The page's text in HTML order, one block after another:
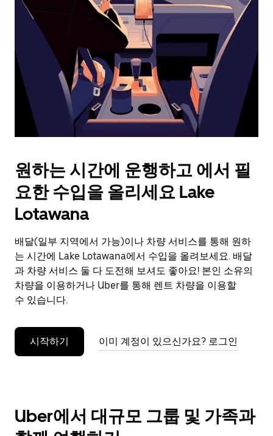
표
러
날
짜
캘
린
더
를
닫
려
면
Esc
키
를
누
세
원하는 시간에 운행하고 에서 필
요한 수입을 올리세요 Lake
Lotawana
배달(일부 지역에서 가능)이나 차량 서비스를 통해 원하
는 시간에 Lake Lotawana에서 수입을 올려보세요. 배달
과 차량 서비스 둘 다 도전해 보셔도 좋아요! 본인 소유의
차량을 이용하거나 Uber를 통해 렌트 차량을 이용할
수 있습니다.
시작하기 이미 계정이 있으신가요? 로그인
Uber에서 대규모 그룹 및 가족과